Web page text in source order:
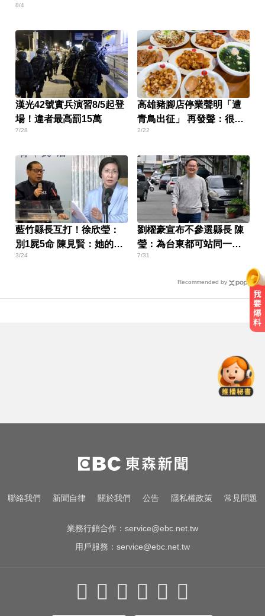
8/4
漢光42號實兵演習8/5起登
場！違者最高罰15萬
7/28
高雄豬腳店停業聲明「遭
青鳥出征」 再發聲：很多
人非常嗜血
2/22
藍竹縣長互打！徐欣瑩：
別1屍5命 陳見賢：她的想
法
3/24
劉櫂豪宣布不參選縣長 陳
瑩：為台東都可站同一方
向
7/31
Recommended by
時間一次看
TPBL／官宣確定了！林庭謙重磅加
盟臺北台新戰神
白海豚逼近放颱風假？蔣萬安說話
聯絡我們 新聞自律 關於我們 公告 隱私權政策 常見問題
業務行銷合作： service@ebc.net.tw
用戶服務： service@ebc.net.tw